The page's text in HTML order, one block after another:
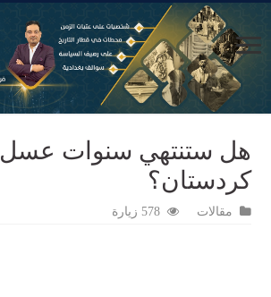
هل ستنتهي سنوات عسل
كردستان؟
مقالات 578 زيارة